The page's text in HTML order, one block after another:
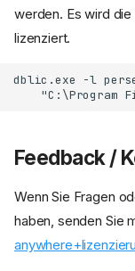
werden. Es wird
lizenziert.
dblic.exe -l
Feedback /
Wenn Sie Fragen
haben, senden Sie